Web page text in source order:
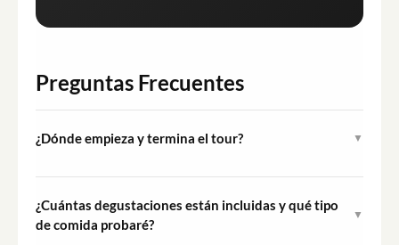
Preguntas Frecuentes
¿Dónde empieza y termina el tour? ▼
Ribeira, a orillas del río Duero, aproximadamente cuatro
¿Cuántas degustaciones están incluidas y qué tipo
de comida probaré?
▼